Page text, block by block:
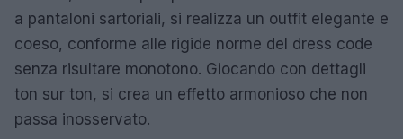
a pantaloni sartoriali, si realizza un outfit elegante e
coeso, conforme alle rigide norme del dress code
senza risultare monotono. Giocando con dettagli
ton sur ton, si crea un effetto armonioso che non
passa inosservato.